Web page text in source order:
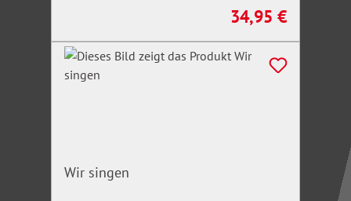
Regulärer Preis:
34,95 €
Wir singen